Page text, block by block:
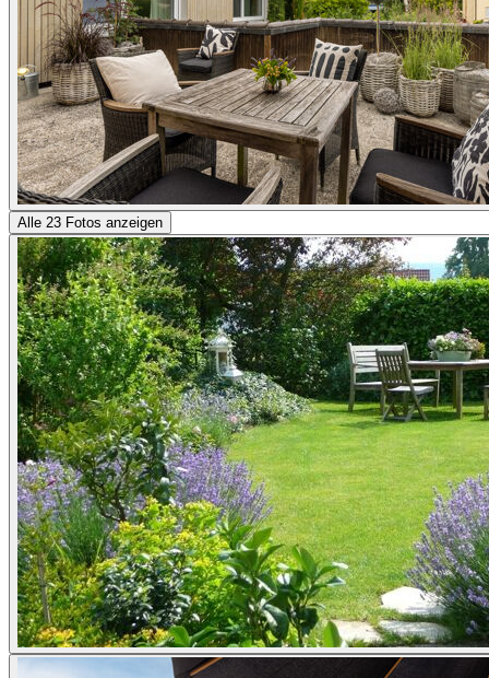
Alle 23 Fotos anzeigen